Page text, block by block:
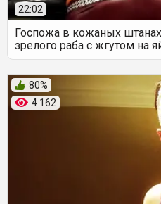
22:02
Госпожа в кожаных штанах
зрелого раба с жгутом на
4 162
80%